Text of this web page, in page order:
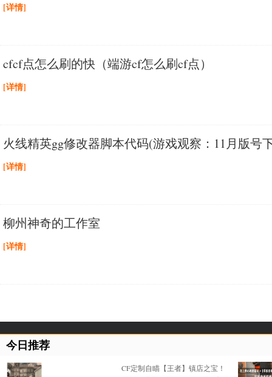
[详情]
cfcf点怎么刷的快（端游cf怎么刷cf点）
[详情]
火线精英gg修改器脚本代码(游戏观察：11月版
[详情]
柳州神奇的工作室
[详情]
今日推荐
CF定制自瞄【王者】镇店之宝！